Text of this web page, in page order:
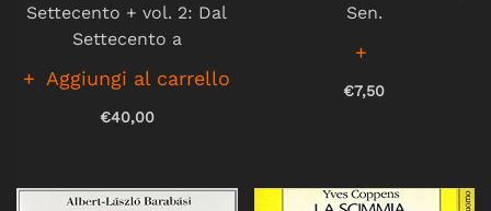
Settecento + vol. 2: Dal
Settecento a
Aggiungi al carrello
€40,00
Sen.
€7,50